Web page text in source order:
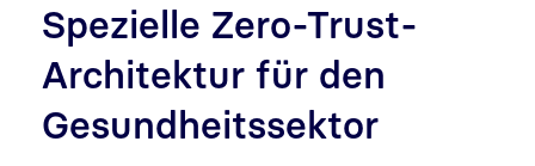
Spezielle Zero-Trust-
Architektur für den
Gesundheitssektor